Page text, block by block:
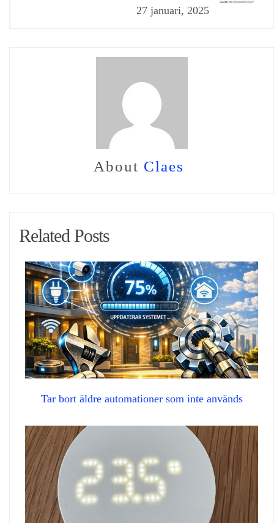
27 januari, 2025
About Claes
Related Posts
Tar bort äldre automationer som inte används